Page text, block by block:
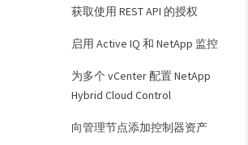
获取使用 REST API 的授权
启用 Active IQ 和 NetApp 监控
为多个 vCenter 配置 NetApp
Hybrid Cloud Control
向管理节点添加控制器资产